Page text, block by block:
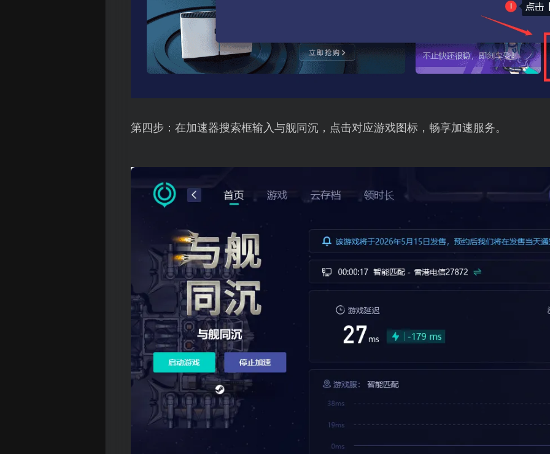
第四步：在加速器搜索框输入与舰同沉，点击对应游戏图标，畅享加速服务。